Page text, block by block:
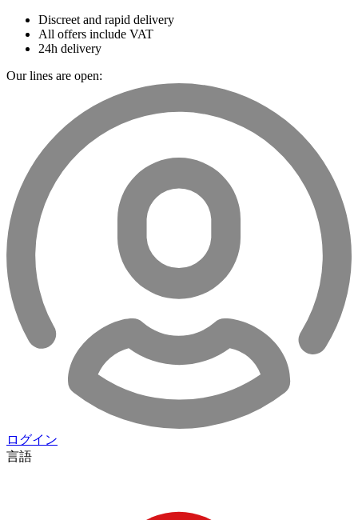
Discreet and rapid delivery
All offers include VAT
24h delivery
Our lines are open:
ログイン
言語